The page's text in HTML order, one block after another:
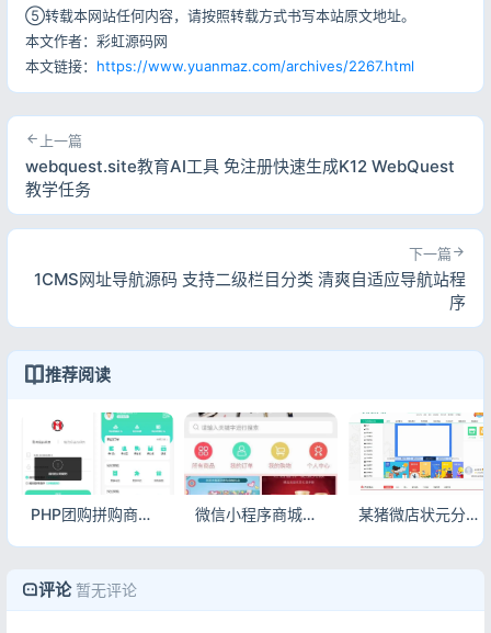
⑤转载本网站任何内容，请按照转载方式书写本站原文地址。
本文作者：彩虹源码网
本文链接： https://www.yuanmaz.com/archives/2267.html
上一篇
webquest.site教育AI工具 免注册快速生成K12 WebQuest
教学任务
下一篇
1CMS网址导航源码 支持二级栏目分类 清爽自适应导航站程
序
推荐阅读
PHP团购拼购商城源码 亲测完美版拼团电商系统 微信小程序商城源码 开源版附搭建安装教程ThinkPHP5.1 某猪微店状元分销V2.0钻石版 全开源纯净安装版微商城源码
评论 暂无评论